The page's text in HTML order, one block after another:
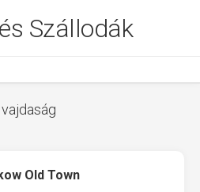
Szállodák
Old Town